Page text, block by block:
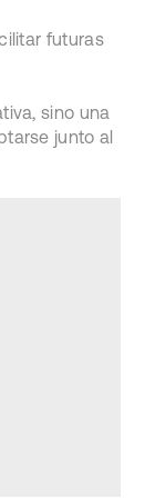
futuras
sino una
junto al